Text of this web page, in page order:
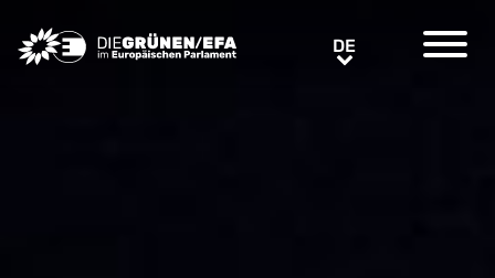
Greens/EFA Home DEDE